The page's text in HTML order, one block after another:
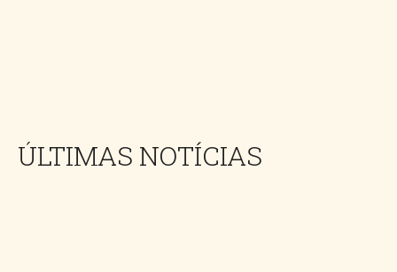
ÚLTIMAS NOTÍCIAS